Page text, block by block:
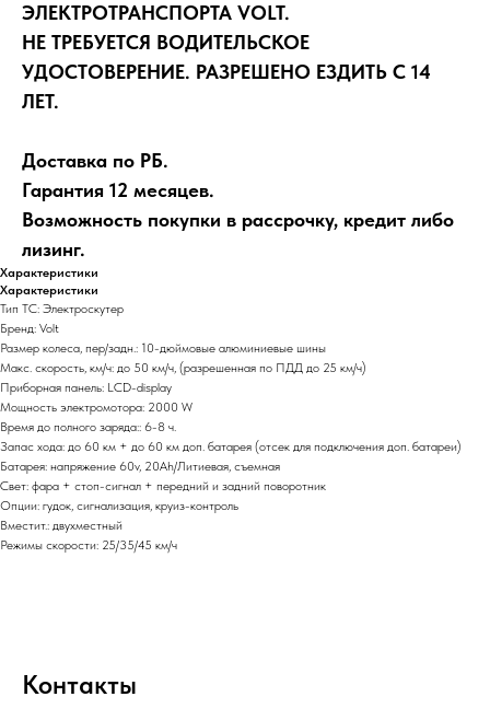
ЭЛЕКТРОТРАНСПОРТА VOLT.
НЕ ТРЕБУЕТСЯ ВОДИТЕЛЬСКОЕ
УДОСТОВЕРЕНИЕ. РАЗРЕШЕНО ЕЗДИТЬ С 14
ЛЕТ.
Доставка по РБ.
Гарантия 12 месяцев.
Возможность покупки в рассрочку, кредит либо
лизинг.
Характеристики
Характеристики
Тип ТС: Электроскутер
Бренд: Volt
Размер колеса, пер/задн.: 10-дюймовые алюминиевые шины
Макс. скорость, км/ч: до 50 км/ч, (разрешенная по ПДД до 25 км/ч)
Приборная панель: LCD-display
Мощность электромотора: 2000 W
Время до полного заряда:: 6-8 ч.
Запас хода: до 60 км + до 60 км доп. батарея (отсек для подключения доп. батареи)
Батарея: напряжение 60v, 20Ah/Литиевая, съемная
Свет: фара + стоп-сигнал + передний и задний поворотник
Опции: гудок, сигнализация, круиз-контроль
Вместит.: двухместный
Режимы скорости: 25/35/45 км/ч
Контакты